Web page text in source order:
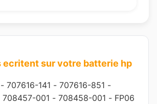
ecritent sur votre batterie hp
- 707616-141 - 707616-851 -
708457-001 - 708458-001 - FP06